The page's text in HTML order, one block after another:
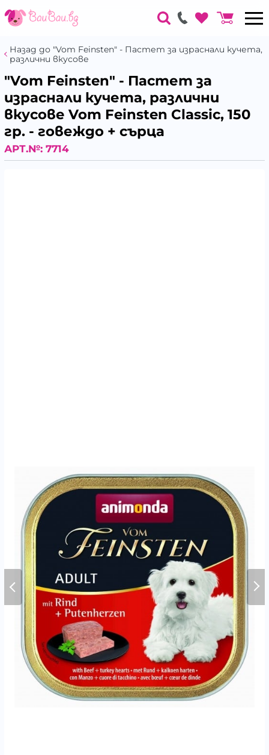
Назад до "Vom Feinsten" - Пастет за израснали кучета,
различни вкусове
"Vom Feinsten" - Пастет за
израснали кучета, различни
вкусове Vom Feinsten Classic, 150
гр. - говеждо + сърца
АРТ.№: 7714